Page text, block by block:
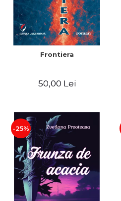
Frontiera
50,00 Lei
-25%